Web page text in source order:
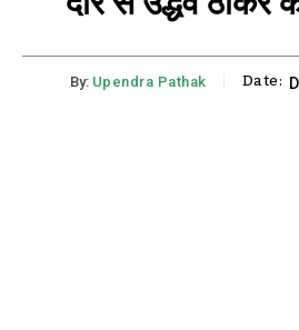
By: Upendra Pathak Date: